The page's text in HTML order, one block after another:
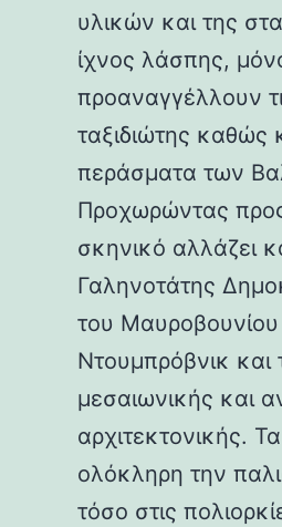
υλικών και της
ίχνος λάσπης,
προαναγγέλλουν
ταξιδιώτης καθώς
περάσματα των
Προχωρώντας
σκηνικό αλλάζει
Γαληνοτάτης
του Μαυροβουνίου
Ντουμπρόβνικ και
μεσαιωνικής και
αρχιτεκτονικής.
ολόκληρη την
τόσο στις